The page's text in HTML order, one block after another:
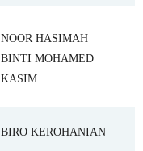
NOOR HASIMAH
BINTI MOHAMED
KASIM
BIRO KEROHANIAN